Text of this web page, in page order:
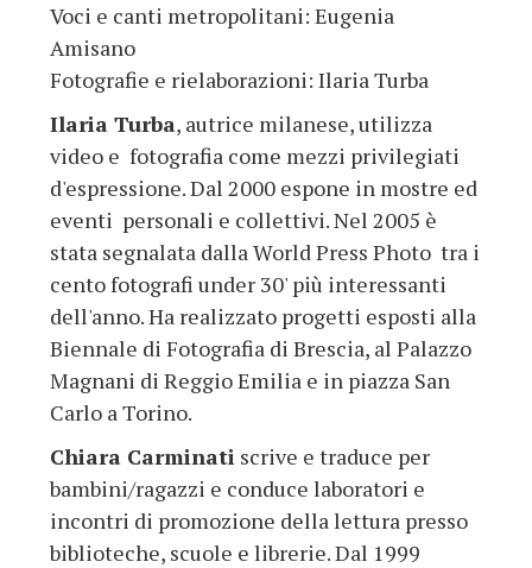
Voci e canti metropolitani: Eugenia
Amisano
Fotografie e rielaborazioni: Ilaria Turba
Ilaria Turba, autrice milanese, utilizza
video e fotografia come mezzi privilegiati
d'espressione. Dal 2000 espone in mostre ed
eventi personali e collettivi. Nel 2005 è
stata segnalata dalla World Press Photo tra i
cento fotografi under 30' più interessanti
dell'anno. Ha realizzato progetti esposti alla
Biennale di Fotografia di Brescia, al Palazzo
Magnani di Reggio Emilia e in piazza San
Carlo a Torino.
Chiara Carminati scrive e traduce per
bambini/ragazzi e conduce laboratori e
incontri di promozione della lettura presso
biblioteche, scuole e librerie. Dal 1999